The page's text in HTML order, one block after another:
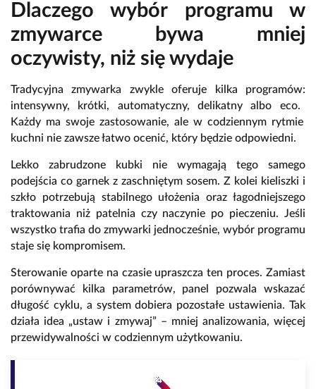
Dlaczego wybór programu w
zmywarce bywa mniej
oczywisty, niż się wydaje
Tradycyjna zmywarka zwykle oferuje kilka programów:
intensywny, krótki, automatyczny, delikatny albo eco.
Każdy ma swoje zastosowanie, ale w codziennym rytmie
kuchni nie zawsze łatwo ocenić, który będzie odpowiedni.
Lekko zabrudzone kubki nie wymagają tego samego
podejścia co garnek z zaschniętym sosem. Z kolei kieliszki i
szkło potrzebują stabilnego ułożenia oraz łagodniejszego
traktowania niż patelnia czy naczynie po pieczeniu. Jeśli
wszystko trafia do zmywarki jednocześnie, wybór programu
staje się kompromisem.
Sterowanie oparte na czasie upraszcza ten proces. Zamiast
porównywać kilka parametrów, panel pozwala wskazać
długość cyklu, a system dobiera pozostałe ustawienia. Tak
działa idea „ustaw i zmywaj” – mniej analizowania, więcej
przewidywalności w codziennym użytkowaniu.